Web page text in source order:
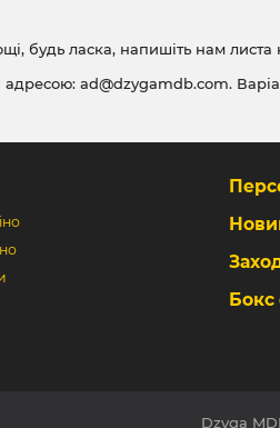
будь ласка, напишіть нам листа
адресою: ad@dzygamdb.com.
Бокс
Dzyga